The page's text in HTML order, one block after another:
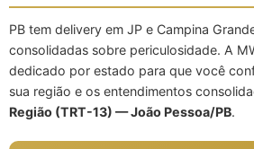
PB tem delivery em JP e Campina
consolidadas sobre periculosidade. A
dedicado por estado para que você
sua região e os entendimentos
Região (TRT-13) — João Pessoa/PB.